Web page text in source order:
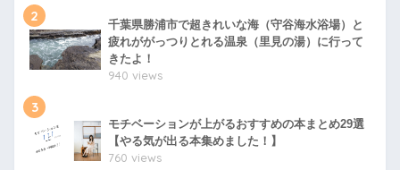
2
千葉県勝浦市で超きれいな海（守谷海水浴場）と
疲れががっつりとれる温泉（里見の湯）に行って
きたよ！
940 views
3
モチベーションが上がるおすすめの本まとめ29選
【やる気が出る本集めました！】
760 views